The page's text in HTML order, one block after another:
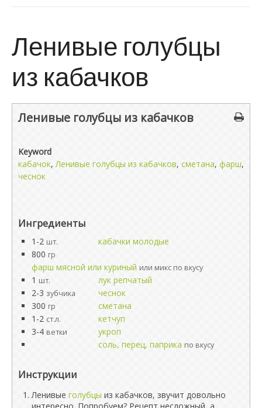
Ленивые голубцы
из кабачков
Ленивые голубцы из кабачков
Keyword
кабачок,Ленивые голубцы из кабачков, сметана, фарш,
чеснок
Ингредиенты
1-2 шт.
кабачки молодые
800 гр
фарш мясной или куриный или микс по вкусу
1 шт.
лук репчатый
2-3 зубчика
чеснок
300 гр
сметана
1-2 ст.л.
кетчуп
3-4 ветки
укроп
соль, перец, паприка по вкусу
Инструкции
Ленивые голубцы из кабачков, звучит довольно